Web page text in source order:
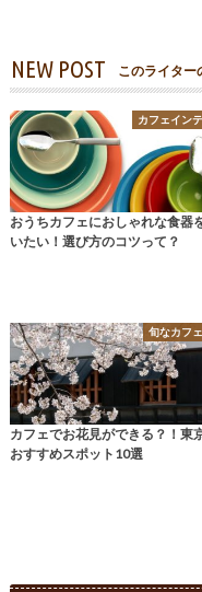
NEW POST このライター
カフェイン
おうちカフェにおしゃれな食器
いたい！選び方のコツって？
旬なカフ
カフェでお花見ができる？！東
おすすめスポット10選